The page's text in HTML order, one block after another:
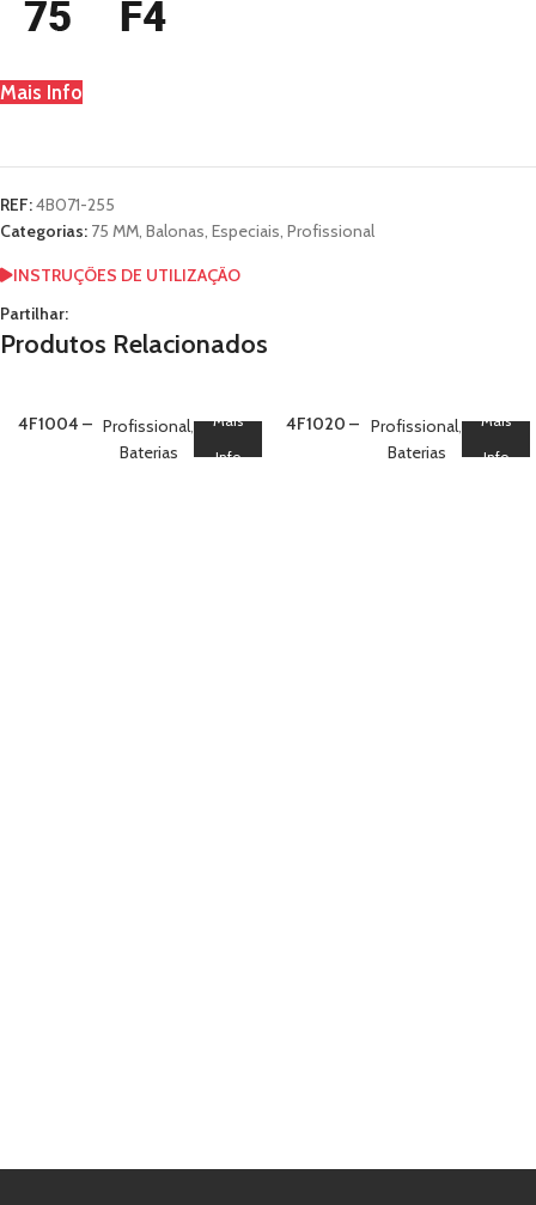
Mais Info
REF:4B071-255
Categorias: 75 MM, Balonas, Especiais, Profissional
INSTRUÇÕES DE UTILIZAÇÃO
Partilhar:
Produtos Relacionados
4F1004 – Profissional,
Baterias
Mais
Info
4F1020 – Profissional,
Baterias
Mais
Info